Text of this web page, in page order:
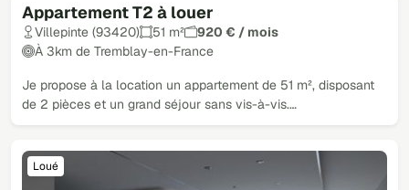
Appartement T2 à louer
Loué
Villepinte (93420) 51 m²
920 € / mois
À 3km de Tremblay-en-France
Je propose à la location un appartement de 51 m², disposant
de 2 pièces et un grand séjour sans vis-à-vis.…
Loué